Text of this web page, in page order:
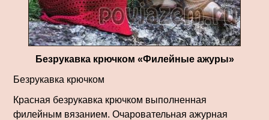
Безрукавка крючком «Филейные ажуры»
Безрукавка крючком
Красная безрукавка крючком выполненная
филейным вязанием. Очаровательная ажурная